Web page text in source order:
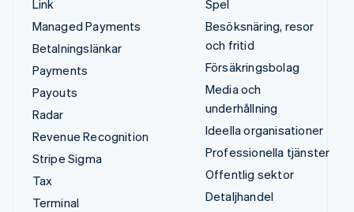
Link
Managed Payments
Betalningslänkar
Payments
Payouts
Radar
Revenue Recognition
Stripe Sigma
Tax
Terminal
Spel
Besöksnäring, resor
och fritid
Försäkringsbolag
Media och
underhållning
Ideella organisationer
Professionella tjänster
Offentlig sektor
Detaljhandel